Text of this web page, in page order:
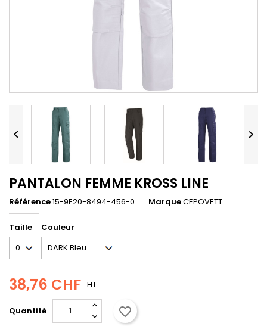
 
PANTALON FEMME KROSS LINE
Référence15-9E20-8494-456-0 MarqueCEPOVETT
Taille Couleur
38,76 CHF HT
Quantité favorite_border